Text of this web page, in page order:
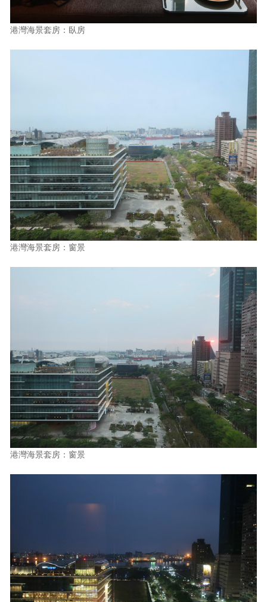
港灣海景套房：臥房
港灣海景套房：窗景
港灣海景套房：窗景